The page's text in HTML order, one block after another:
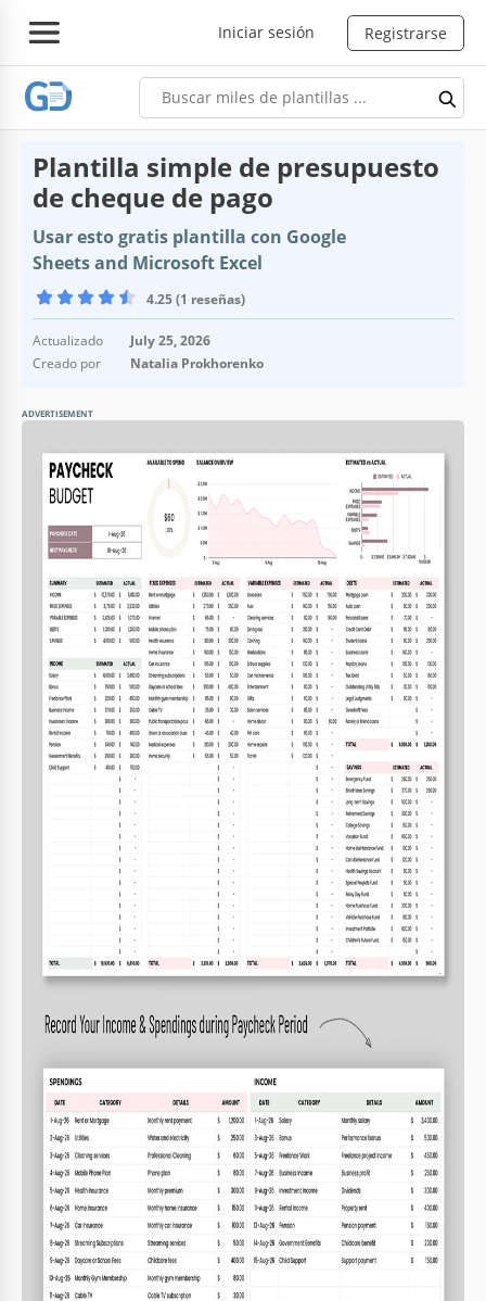
Iniciar sesión Registrarse
Plantilla simple de presupuesto
de cheque de pago
Usar esto gratis plantilla con Google
Sheets and Microsoft Excel
4.25 (1 reseñas)
Actualizado
July 25, 2026
Creado por
Natalia Prokhorenko
ADVERTISEMENT